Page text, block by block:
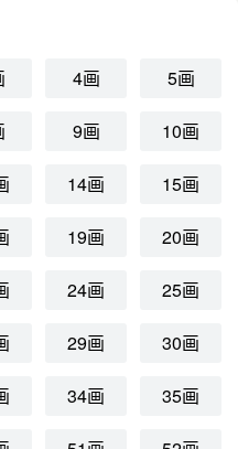
4画 5画
9画 10画
14画 15画
19画 20画
24画 25画
29画 30画
34画 35画